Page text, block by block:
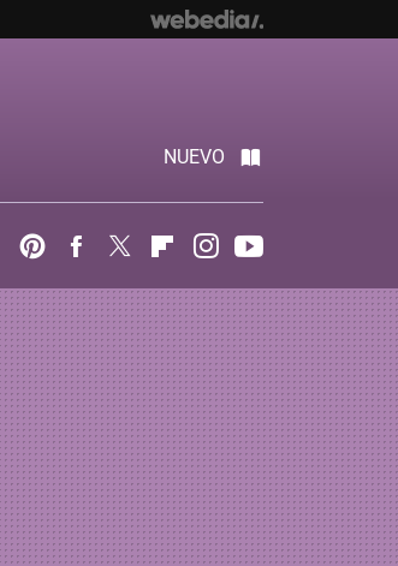
NUEVO
PinterestFacebook
Twitter FlipboardInstagram